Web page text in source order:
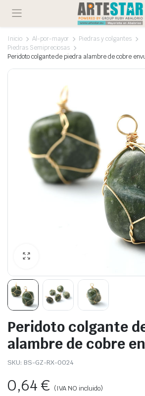
Inicio Al-por-mayor
Piedras y colgantes
Piedras Semipreciosas
Peridoto colgante de piedra alambre de cobre
Peridoto colgante
alambre de cobre
SKU: BS-GZ-RX-0024
0,64€ (IVA NO incluido)